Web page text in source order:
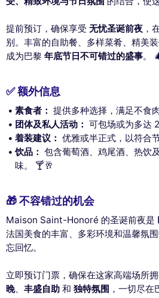
提前预订，确保享受 无忧圣诞前夜 ，
别。丰富的自助餐、多样菜肴、精美
成为巴黎 年底节日不可错过的盛事。
✅ 额外信息
素食者： 提供多种选择，满足不食
团体及私人活动： 可包场或为多达
着装建议： 优雅或半正式，以符合
饮品： 包含葡萄酒、鸡尾酒、热饮
味。 🍸🥂
🎁 不容错过的机会
Maison Saint-Honoré 的圣诞前夜是
法国美食的丰富、多彩环境和温馨氛
忘回忆。
立即预订门票，确保在这家高端场所
晚、 丰盛自助 和 独特氛围 ，一切尽在